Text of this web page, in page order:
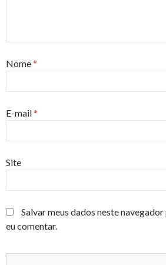
Nome*
E-mail*
Site
Salvar meus dados neste
eu comentar.